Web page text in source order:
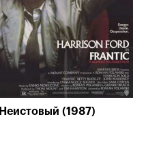
Неистовый (1987)